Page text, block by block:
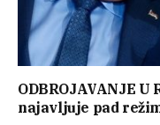
ODBROJAVANJE U
najavljuje pad